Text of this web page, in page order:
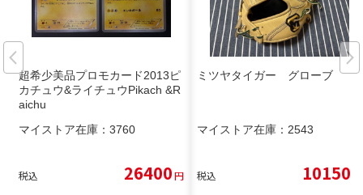
超希少美品プロモカード2013ピ
カチュウ&ライチュウPikach &R
aichu
マイストア在庫： 3760
税込 26400円
ミツヤタイガー グローブ
マイストア在庫： 2543
税込 10150